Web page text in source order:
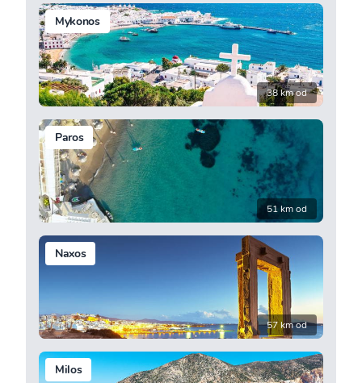
Mykonos
38 km od
Paros
51 km od
Naxos
57 km od
Milos